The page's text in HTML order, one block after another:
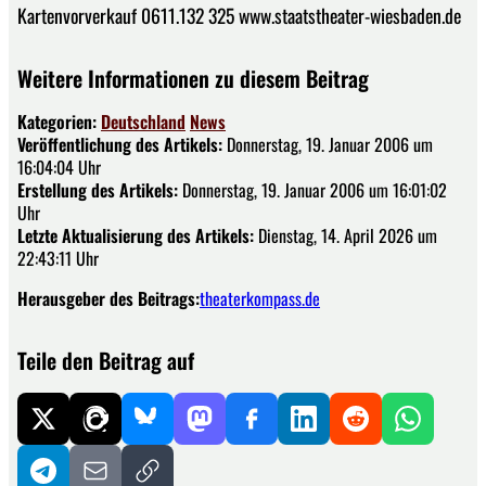
Kartenvorverkauf 0611.132 325 www.staatstheater-wiesbaden.de
Weitere Informationen zu diesem Beitrag
Kategorien: Deutschland News
Veröffentlichung des Artikels: Donnerstag, 19. Januar 2006 um
16:04:04 Uhr
Erstellung des Artikels: Donnerstag, 19. Januar 2006 um 16:01:02
Uhr
Letzte Aktualisierung des Artikels: Dienstag, 14. April 2026 um
22:43:11 Uhr
Herausgeber des Beitrags:theaterkompass.de
Teile den Beitrag auf